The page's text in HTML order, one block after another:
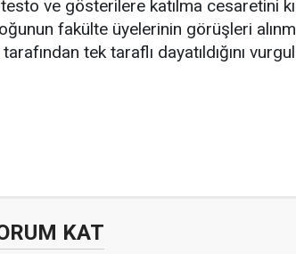
ve gösterilere katılma cesaretini
fakülte üyelerinin görüşleri
tek taraflı dayatıldığını
KAT